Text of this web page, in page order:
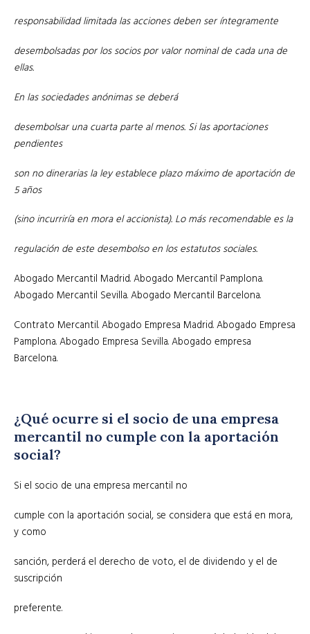
responsabilidad limitada las acciones deben ser íntegramente
desembolsadas por los socios por valor nominal de cada una de
ellas.
En las sociedades anónimas se deberá
desembolsar una cuarta parte al menos. Si las aportaciones
pendientes
son no dinerarias la ley establece plazo máximo de aportación de
5 años
(sino incurriría en mora el accionista). Lo más recomendable es la
regulación de este desembolso en los estatutos sociales.
Abogado Mercantil Madrid. Abogado Mercantil Pamplona.
Abogado Mercantil Sevilla. Abogado Mercantil Barcelona.
Contrato Mercantil. Abogado Empresa Madrid. Abogado Empresa
Pamplona. Abogado Empresa Sevilla. Abogado empresa
Barcelona.
¿Qué ocurre si el socio de una empresa
mercantil no cumple con la aportación
social?
Si el socio de una empresa mercantil no
cumple con la aportación social, se considera que está en mora,
y como
sanción, perderá el derecho de voto, el de dividendo y el de
suscripción
preferente.